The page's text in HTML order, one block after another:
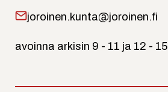
joroinen.kunta@joroinen.fi
avoinna arkisin 9 - 11 ja 12 - 15